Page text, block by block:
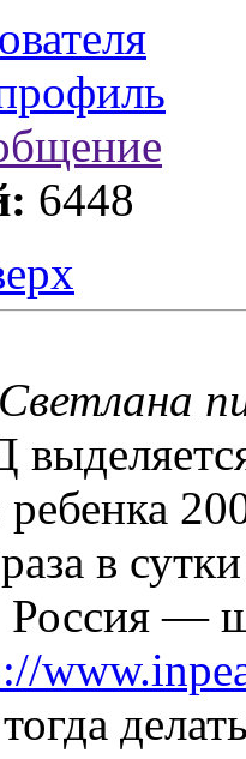
6448
ребенка
в
Россия —